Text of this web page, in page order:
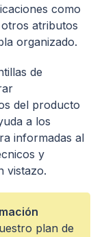
como
atributos
organizado.
de
del producto
a los
informadas al
y
vistazo.
plan de